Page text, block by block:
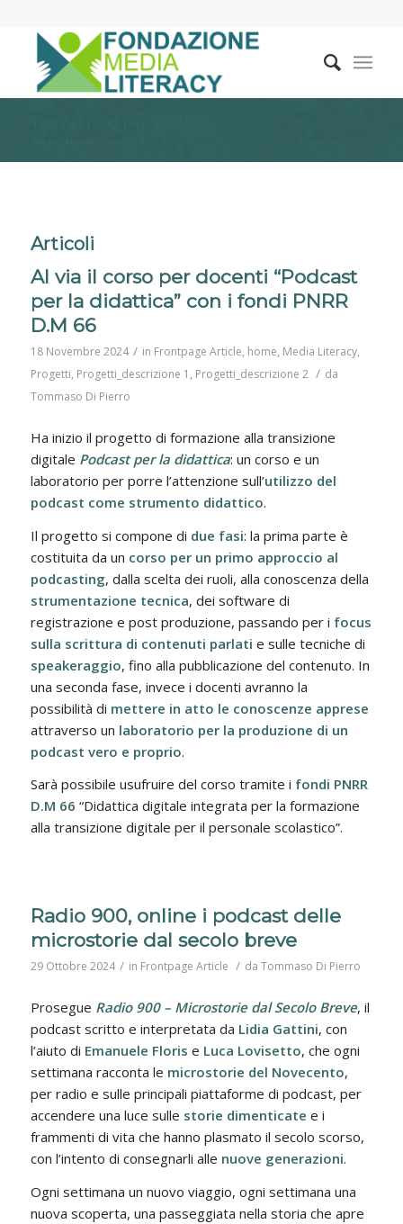
Articoli
Al via il corso per docenti “Podcast
per la didattica” con i fondi PNRR
D.M 66
18 Novembre 2024 / in Frontpage Article, home, Media Literacy,
Progetti, Progetti_descrizione 1 , Progetti_descrizione 2 / da
Tommaso Di Pierro
Ha inizio il progetto di formazione alla transizione
digitale Podcast per la didattica: un corso e un
laboratorio per porre l’attenzione sull’utilizzo del
podcast come strumento didattico.
Il progetto si compone di due fasi: la prima parte è
costituita da un corso per un primo approccio al
podcasting, dalla scelta dei ruoli, alla conoscenza della
strumentazione tecnica, dei software di
registrazione e post produzione, passando per i focus
sulla scrittura di contenuti parlati e sulle tecniche di
speakeraggio, fino alla pubblicazione del contenuto. In
una seconda fase, invece i docenti avranno la
possibilità di mettere in atto le conoscenze apprese
attraverso un laboratorio per la produzione di un
podcast vero e proprio.
Sarà possibile usufruire del corso tramite i fondi PNRR
D.M 66 “Didattica digitale integrata per la formazione
alla transizione digitale per il personale scolastico”.
Radio 900, online i podcast delle
microstorie dal secolo breve
29 Ottobre 2024 / in Frontpage Article / da Tommaso Di Pierro
Prosegue Radio 900 – Microstorie dal Secolo Breve, il
podcast scritto e interpretata da Lidia Gattini, con
l’aiuto di Emanuele Floris e Luca Lovisetto, che ogni
settimana racconta le microstorie del Novecento,
per radio e sulle principali piattaforme di podcast, per
accendere una luce sulle storie dimenticate e i
frammenti di vita che hanno plasmato il secolo scorso,
con l’intento di consegnarli alle nuove generazioni.
Ogni settimana un nuovo viaggio, ogni settimana una
nuova scoperta, una passeggiata nella storia che apre